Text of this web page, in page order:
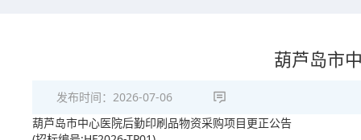
葫芦岛市
发布时间： 2026-07-06
葫芦岛市中心医院后勤印刷品物资采购项目更正公告